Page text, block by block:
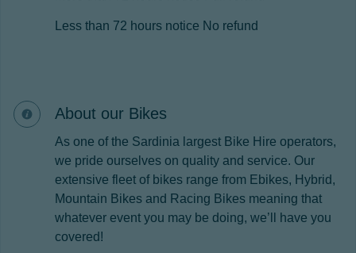
Less than 72 hours notice No refund
About our Bikes
As one of the Sardinia largest Bike Hire operators,
we pride ourselves on quality and service. Our
extensive fleet of bikes range from Ebikes, Hybrid,
Mountain Bikes and Racing Bikes meaning that
whatever event you may be doing, we’ll have you
covered!